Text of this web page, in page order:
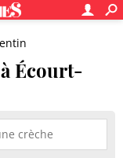
Écourt-